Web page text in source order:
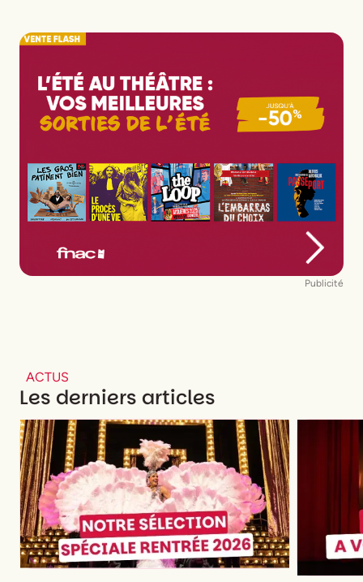
ScénographieBenjamin Mornet
DessinAthos Rouesné-Coffinières
Publicité
ACTUS
Les derniers articles